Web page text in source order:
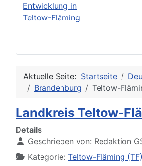
Entwicklung in
Teltow-Fläming
Aktuelle Seite: Startseite
Brandenburg
Teltow-
Landkreis Teltow-
Details
Geschrieben von: Redaktion
Kategorie: Teltow-Fläming (TF)